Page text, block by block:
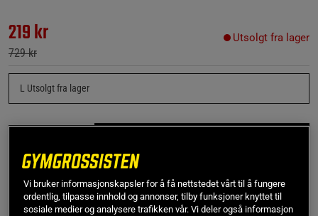
219 kr
729 kr
Utsolgt fra lager
L Utsolgt fra lager
!
Dette produktet er dessverre ikke i lager. Få beskjed når
det kommer på lager igen.
Vi bruker informasjonskapsler for å få nettstedet vårt til å fungere
ordentlig, tilpasse innhold og annonser, tilby funksjoner knyttet til
sosiale medier og analysere trafikken vår. Vi deler også informasjon